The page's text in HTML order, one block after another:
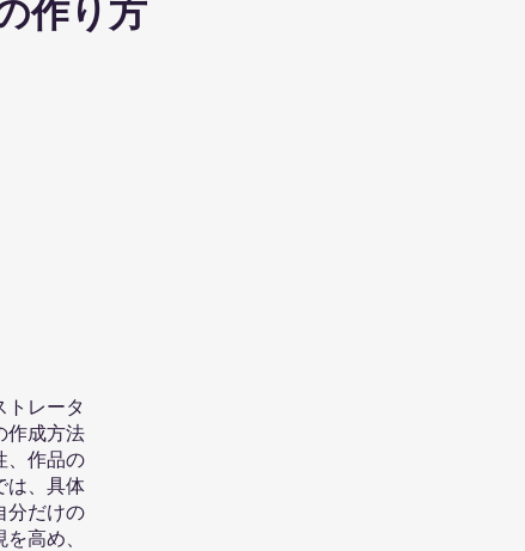
作り方
トレータ
作成方法
、作品の
は、具体
分だけの
高め、